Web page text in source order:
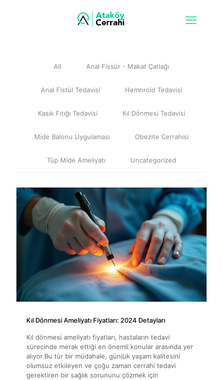
All Anal Fissür - Makat Çatlağı
Anal Fistül Tedavisi Hemoroid Tedavisi
Kasık Fıtığı Tedavisi Kıl Dönmesi Tedavisi
Mide Balonu Uygulaması Obezite Cerrahisi
Tüp Mide Ameliyatı Uncategorized
Kıl Dönmesi Ameliyatı Fiyatları: 2024 Detayları
Kıl dönmesi ameliyatı fiyatları, hastaların tedavi
sürecinde merak ettiği en önemli konular arasında yer
alıyor.Bu tür bir müdahale, günlük yaşam kalitesini
olumsuz etkileyen ve çoğu zaman cerrahi tedavi
gerektiren bir sağlık sorununu çözmek için